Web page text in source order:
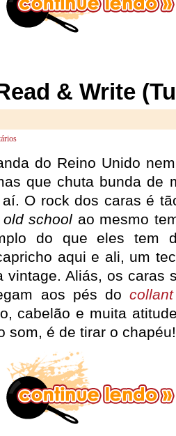
& Write
do Reino Unido
que chuta bunda de
O rock dos caras é
old school ao mesmo
do que eles tem
aqui e ali, um
vintage. Aliás, os caras
aos pés docollant
cabelão e muita
som, é de tirar o chapéu!